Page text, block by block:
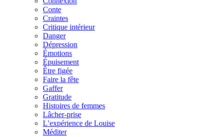
Conte
Craintes
Critique intérieur
Danger
Dépression
Émotions
Épuisement
Être figée
Faire la fête
Gaffer
Gratitude
Histoires de femmes
Lâcher-prise
L’expérience de Louise
Méditer